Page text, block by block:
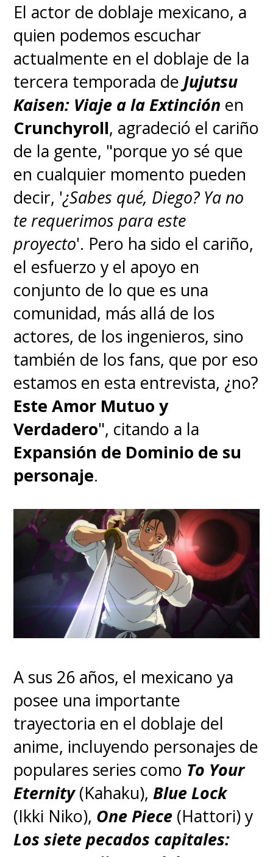
ciento de la población del
planeta tiene poderes o
"dones", permitiendo el
nacimiento de héroes y, por
supuesto, de villanos.
En ese escenario, nuestro
protagonista Izuku "Deku"
Midoriya sueña con ser un
héroe, pero se enfrenta con una
dura realidad: él no tiene
poderes. Su vida cambia al
conocer al símbolo de la paz, All
Might, tras lo cual logra ingresar
a la Academia U.A., una
prestigiosa escuela donde los
jóvenes se entrenan para ser
héroes.
Ya se confirmó queNetflix será
la casa de la película live-
action deMy Hero Academia,
la cuales dirigida por Shinsuke
Sato, cineasta japonés que
debuta en occidente y que
posee gran experiencia a la hora
de adaptar mangas a la imagen
real, y escrita porJoby
Harold(
Obi-Wan Kenobi, Army of
the Dead ).
El actor de doblaje mexicano, a
quien podemos escuchar
actualmente en el doblaje de la
tercera temporada de Jujutsu
Kaisen: Viaje a la Extinción en
Crunchyroll, agradeció el cariño
de la gente, "porque yo sé que
en cualquier momento pueden
decir, '¿Sabes qué, Diego? Ya no
te requerimos para este
proyecto'. Pero ha sido el cariño,
el esfuerzo y el apoyo en
conjunto de lo que es una
comunidad, más allá de los
actores, de los ingenieros, sino
también de los fans, que por eso
estamos en esta entrevista, ¿no?
Este Amor Mutuo y
Verdadero", citando a la
Expansión de Dominio de su
personaje.
A sus 26 años, el mexicano ya
posee una importante
trayectoria en el doblaje del
anime, incluyendo personajes de
populares series como To Your
Eternity(Kahaku),Blue Lock
(Ikki Niko), One Piece (Hattori) y
Los siete pecados capitales: